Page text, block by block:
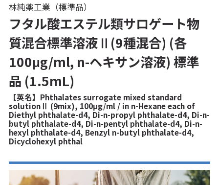
林純薬工業（標準品）
フタル酸エステル類サロゲート物
質混合標準溶液Ⅱ(9種混合) (各
100μg/ml, n-ヘキサン溶液) 標準
品 (1.5mL)
【英名】Phthalates surrogate mixed standard
solutionⅡ (9mix), 100μg/ml / in n-Hexane each of
Diethyl phthalate-d4, Di-n-propyl phthalate-d4, Di-n-
butyl phthalate-d4, Di-n-pentyl phthalate-d4, Di-n-
hexyl phthalate-d4, Benzyl n-butyl phthalate-d4,
Dicyclohexyl phthal